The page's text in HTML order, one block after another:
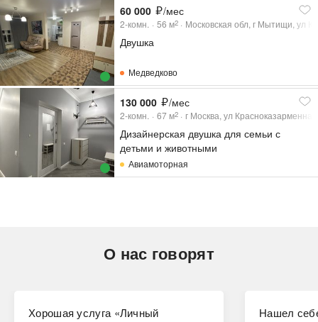
60 000 /мес
2-комн. 56 м2 Московская обл, г Мытищи, ул
Двушка
Медведково
130 000 /мес
2-комн. 67 м2 г Москва, ул
Дизайнерская двушка для семьи с
детьми и животными
Авиамоторная
О нас говорят
Хорошая услуга «Личный
Нашел